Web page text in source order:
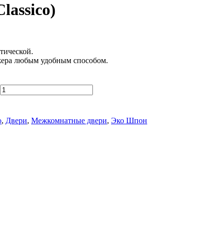
любым удобным способом.
, Двери, Межкомнатные двери, Эко Шпон